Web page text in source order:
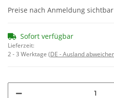
Preise nach Anmeldung sichtbar
Sofort verfügbar
Lieferzeit:
2 - 3 Werktage (DE - Ausland